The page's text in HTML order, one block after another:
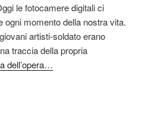
le fotocamere digitali ci
ogni momento della nostra vita.
artisti-soldato erano
traccia della propria
dell’opera…